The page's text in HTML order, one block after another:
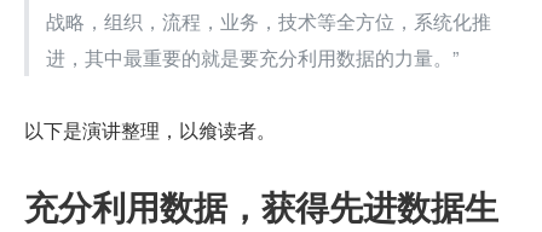
战略，组织，流程，业务，技术等全方位，系统化推
进，其中最重要的就是要充分利用数据的力量。”
以下是演讲整理，以飨读者。
充分利用数据，获得先进数据生